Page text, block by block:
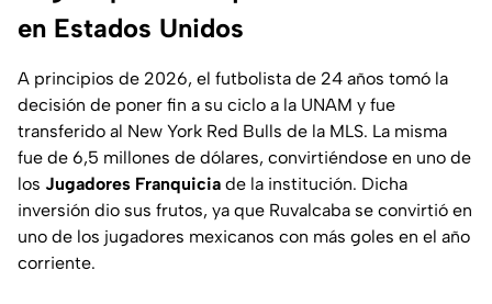
en Estados Unidos
A principios de 2026, el futbolista de 24 años tomó la
decisión de poner fin a su ciclo a la UNAM y fue
transferido al New York Red Bulls de la MLS. La misma
fue de 6,5 millones de dólares, convirtiéndose en uno de
los Jugadores Franquicia de la institución. Dicha
inversión dio sus frutos, ya que Ruvalcaba se convirtió en
uno de los jugadores mexicanos con más goles en el año
corriente.